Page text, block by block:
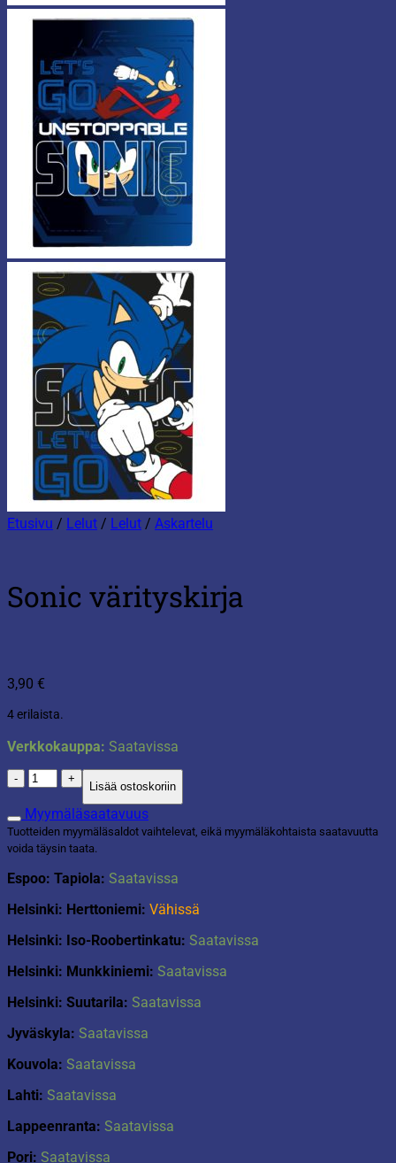
Etusivu / Lelut / Lelut / Askartelu
Sonic värityskirja
3,90 €
4 erilaista.
Verkkokauppa: Saatavissa
Sonic
värityskirja
määrä
Lisää ostoskoriin
Myymäläsaatavuus
Tuotteiden myymäläsaldot vaihtelevat, eikä myymäläkohtaista saatavuutta
voida täysin taata.
Espoo: Tapiola: Saatavissa
Helsinki: Herttoniemi: Vähissä
Helsinki: Iso-Roobertinkatu: Saatavissa
Helsinki: Munkkiniemi: Saatavissa
Helsinki: Suutarila: Saatavissa
Jyväskyla: Saatavissa
Kouvola: Saatavissa
Lahti: Saatavissa
Lappeenranta: Saatavissa
Pori: Saatavissa